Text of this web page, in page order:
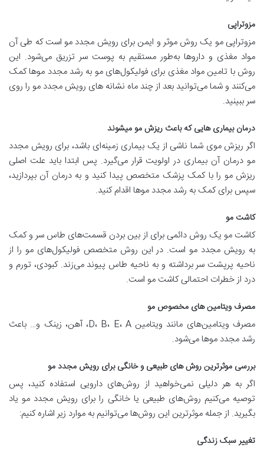
مزوتراپی
مزوتراپی مو یک روش موثر و ایمن برای رویش مجدد مو است که طی آن
مواد مغذی و داروها به‌طور مستقیم به پوست سر تزریق می‌شود. این
روش با تامین مواد مغذی برای فولیکول‌های مو به رشد مجدد موها کمک
می‌کنند و شما می‌توانید بعد از چند ماه نشانه های رویش مجدد مو را روی
سر ببینید.
درمان بیماری هایی که باعث ریزش مو میشوند
اگر ریزش موی شما ناشی از یک بیماری زمینه‌ای باشد، برای رویش مجدد
مو درمان آن بیماری در اولویت قرار می‌گیرد. پس ابتدا باید علت اصلی
ریزش مو را با کمک پزشک متخصص پیدا کنید و به درمان آن بپردازید،
سپس برای کمک به رشد مجدد موها اقدام کنید.
کاشت مو
کاشت مو یک روش دائمی برای از بین بردن قسمت‌های طاس سر و کمک
به رویش مجدد مو است. در این روش متخصص فولیکول‌های مو را از
ناحیه پرپشت سر برداشته و به ناحیه طاس پیوند می‌زند. کبودی، تورم و
درد از خطرات احتمالی کاشت مو است.
مصرف ویتامین های مخصوص مو
مصرف ویتامین‌های مانند ویتامین D، B، E، A، آهن، زینک و… باعث
رشد مجدد موها می‌شود.
بررسی موثرترین روش های طبیعی و خانگی برای رویش مجدد مو
اگر به هر دلیلی نمی‌خواهید از روش‌های دارویی استفاده کنید، پس
توصیه می‌کنیم روش‌های طبیعی یا خانگی را برای رویش مجدد مو یاد
بگیرید. از جمله موثرترین این روش‌ها می‌توانیم به موارد زیر اشاره کنیم:
تغییر سبک زندگی